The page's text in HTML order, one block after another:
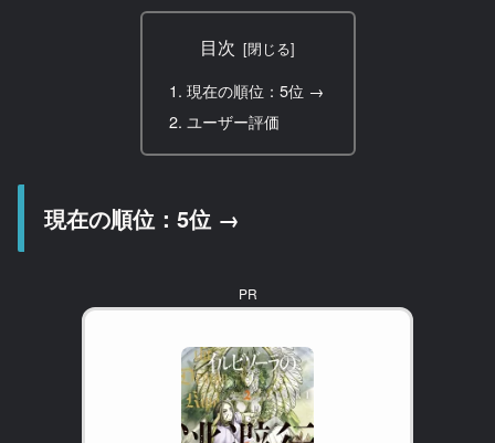
目次
現在の順位：5位 →
ユーザー評価
現在の順位：5位 →
PR